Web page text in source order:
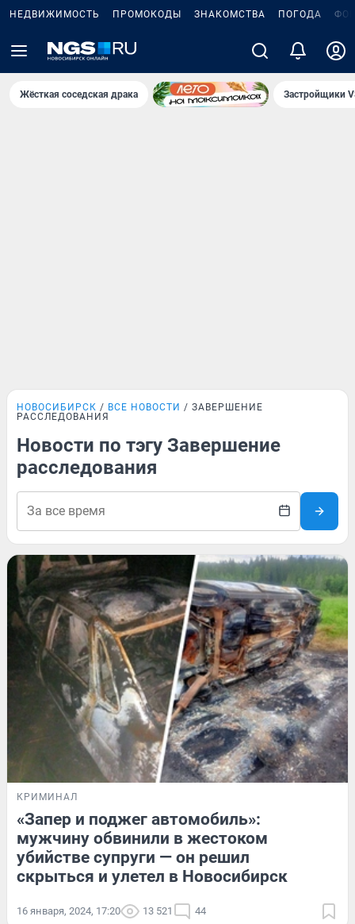
НЕДВИЖИМОСТЬ ПРОМОКОДЫ ЗНАКОМСТВА ПОГОДА
Жёсткая соседская драка Застройщики
НОВОСИБИРСК ВСЕ НОВОСТИ
ЗАВЕРШЕНИЕ
РАССЛЕДОВАНИЯ
Новости по тэгу Завершение
расследования
КРИМИНАЛ
«Запер и поджег автомобиль»:
мужчину обвинили в жестоком
убийстве супруги — он решил
скрыться и улетел в Новосибирск
16 января, 2024, 17:20 13 521 44